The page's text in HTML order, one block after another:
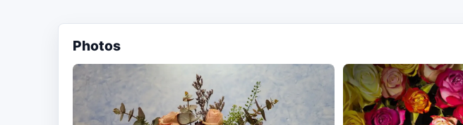
Photos